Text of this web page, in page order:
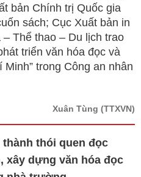
bản Chính trị Quốc gia
sách; Cục Xuất bản in
Thể thao – Du lịch trao
triển văn hóa đọc và
trong Công an nhân
Xuân Tùng (TTXVN)
thành thói quen đọc
xây dựng văn hóa đọc